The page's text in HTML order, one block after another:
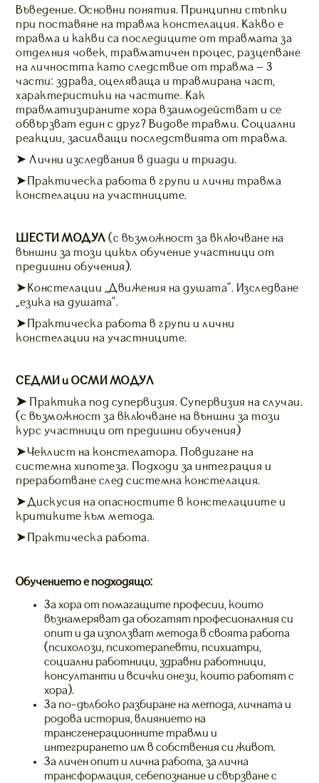
Въведение. Основни понятия. Принципни стъпки
при поставяне на травма констелация. Какво е
травма и какви са последиците от травмата за
отделния човек, травматичен процес, разцепване
на личността като следствие от травма – 3
части: здрава, оцеляваща и травмирана част,
характеристики на частите. Как
травматизираните хора взаимодействат и се
обвързват един с друг? Видове травми. Социални
реакции, засилващи последствията от травма.
➤ Лични изследвания в диади и триади.
➤Практическа работа в групи и лични травма
констелации на участниците.
ШЕСТИ МОДУЛ (с възможност за включване на
външни за този цикъл обучение участници от
предишни обучения).
➤Констелации „Движения на душата”. Изследване
„езика на душата”.
➤Практическа работа в групи и лични
констелации на участниците.
СЕДМИ и ОСМИ МОДУЛ
➤
Практика под супервизия. Супервизия на случаи.
(с възможност за включване на външни за този
курс участници от предишни обучения)
➤Чеклист на констелатора. Повдигане на
системна хипотеза. Подходи за интеграция и
преработване след системна констелация.
➤Дискусия на опасностите в констелациите и
критиките към метода.
➤Практическа работа.
Обучението е подходящо:
За хора от помагащите професии, които
възнамеряват да обогатят професионалния си
опит и да използват метода в своята работа
(психолози, психотерапевти, психиатри,
социални работници, здравни работници,
консултанти и всички онези, които работят с
хора).
За по-дълбоко разбиране на метода, личната и
родова история, влиянието на
трансгенерационните травми и
интегрирането им в собствения си живот.
За личен опит и лична работа, за лична
трансформация, себепознание и свързване с